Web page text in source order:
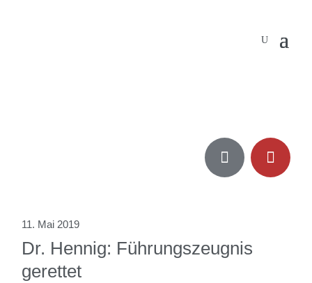
11. Mai 2019
Dr. Hennig: Führungszeugnis
gerettet